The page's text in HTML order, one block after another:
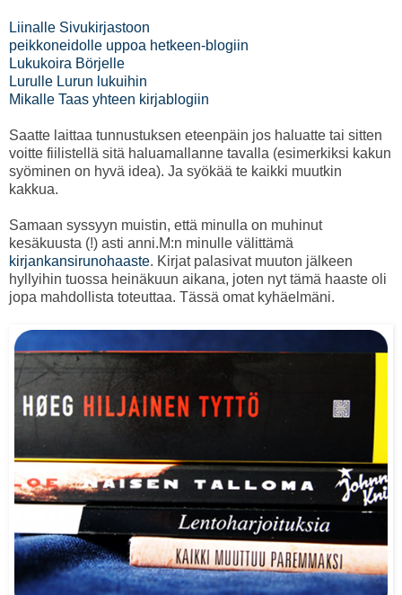
Liinalle Sivukirjastoon
peikkoneidolle uppoa hetkeen-blogiin
Lukukoira Börjelle
Lurulle Lurun lukuihin
Mikalle Taas yhteen kirjablogiin
Saatte laittaa tunnustuksen eteenpäin jos haluatte tai sitten
voitte fiilistellä sitä haluamallanne tavalla (esimerkiksi kakun
syöminen on hyvä idea). Ja syökää te kaikki muutkin
kakkua.
Samaan syssyyn muistin, että minulla on muhinut
kesäkuusta (!) asti anni.M:n minulle välittämä
kirjankansirunohaaste. Kirjat palasivat muuton jälkeen
hyllyihin tuossa heinäkuun aikana, joten nyt tämä haaste oli
jopa mahdollista toteuttaa. Tässä omat kyhäelmäni.